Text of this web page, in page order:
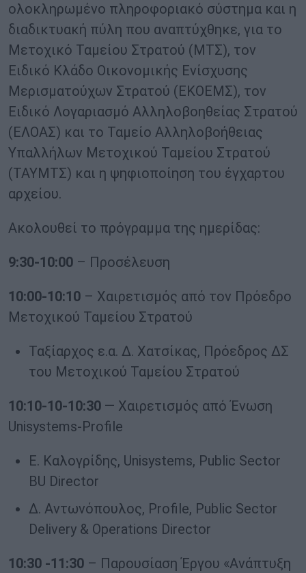
ολοκληρωμένο πληροφοριακό σύστημα και η
διαδικτυακή πύλη που αναπτύχθηκε, για το
Μετοχικό Ταμείου Στρατού (ΜΤΣ), τον
Ειδικό Κλάδο Οικονομικής Ενίσχυσης
Μερισματούχων Στρατού (ΕΚΟΕΜΣ), τον
Ειδικό Λογαριασμό Αλληλοβοηθείας Στρατού
(ΕΛΟΑΣ) και το Ταμείο Αλληλοβοήθειας
Υπαλλήλων Μετοχικού Ταμείου Στρατού
(ΤΑΥΜΤΣ) και η ψηφιοποίηση του έγχαρτου
αρχείου.
Ακολουθεί το πρόγραμμα της ημερίδας:
9:30-10:00 – Προσέλευση
10:00-10:10 – Χαιρετισμός από τον Πρόεδρο
Μετοχικού Ταμείου Στρατού
Ταξίαρχος ε.α. Δ. Χατσίκας, Πρόεδρος ΔΣ
του Μετοχικού Ταμείου Στρατού
10:10-10-10:30 — Χαιρετισμός από Ένωση
Unisystems-Profile
Ε. Καλογρίδης, Unisystems, Public Sector
BU Director
Δ. Αντωνόπουλος, Profile, Public Sector
Delivery & Operations Director
10:30 -11:30 – Παρουσίαση Έργου «Ανάπτυξη